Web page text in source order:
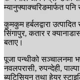
म्यानुफ्याक्चरिङमार्फत
कुमकुम हर्बलद्वारा
सिंगापुर, कतार र
बताए।
पूजा पन्थीको सञ्चालनमा
नवलपरासी, रुपन्देही,
ब्युटिसियन तथा हेयर